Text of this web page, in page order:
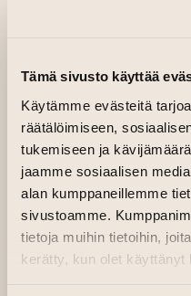
Tämä sivusto käyttää
Käytämme evästeitä
räätälöimiseen,
tukemiseen ja
jaamme sosiaalisen
alan kumppaneillemme
sivustoamme.
tietoja muihin tietoihin,
kerätty, kun olet käyttänyt